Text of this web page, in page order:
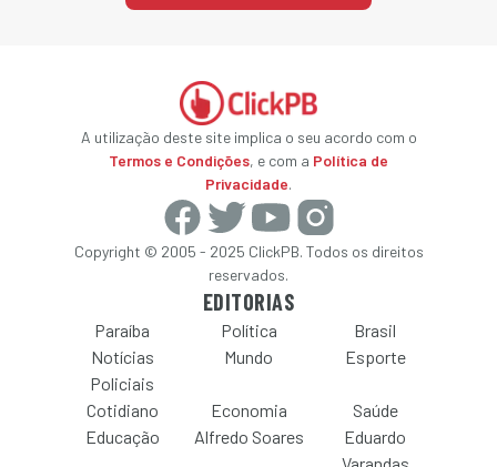
A utilização deste site implica o seu acordo com o
Termos e Condições, e com a Política de
Privacidade.
Copyright © 2005 - 2025 ClickPB. Todos os direitos
reservados.
EDITORIAS
Paraíba Política
Brasil
Notícias
Policiais
Mundo Esporte
Cotidiano Economia
Saúde
Educação
Alfredo Soares
Eduardo